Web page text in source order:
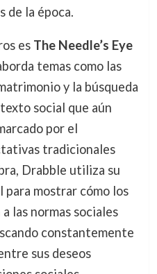
de la época.
es The Needle’s Eye
temas como las
y la búsqueda
social que aún
por el
tradicionales
Drabble utiliza su
para mostrar cómo los
las normas sociales
constantemente
sus deseos